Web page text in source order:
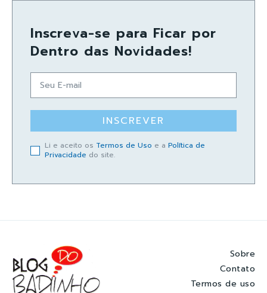
Inscreva-se para Ficar por
Dentro das Novidades!
INSCREVER
Li e aceito os Termos de Uso e a Política de
Privacidade do site.
Sobre
Contato
Termos de uso